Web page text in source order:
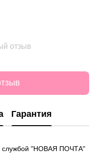
отзыв
Гарантия
службой "НОВАЯ ПОЧТА"